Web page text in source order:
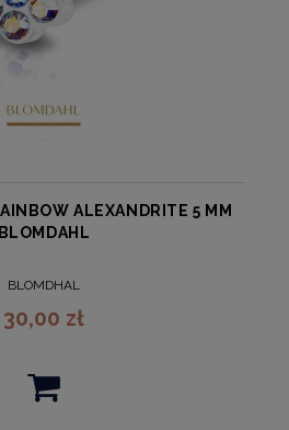
ALEXANDRITE 5 MM
BLOMDAHL
BLOMDHAL
30,00 zł